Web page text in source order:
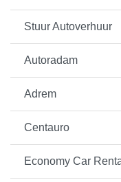
Stuur Autoverhuur
Autoradam
Adrem
Centauro
Economy Car